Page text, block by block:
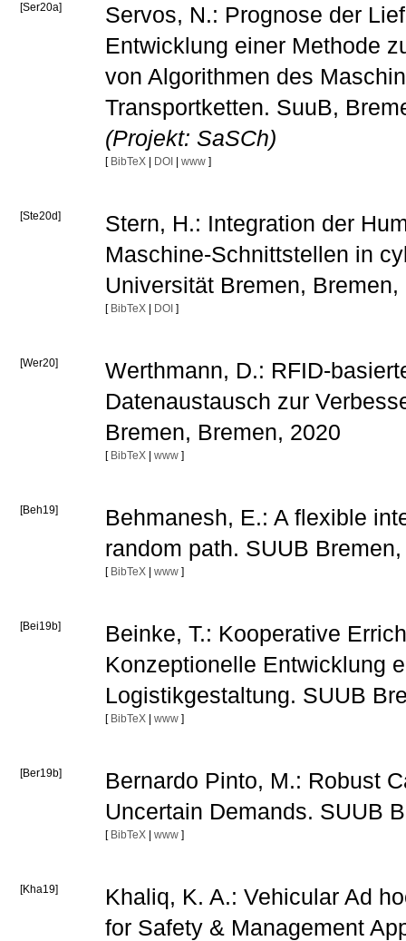
[Ser20a]
Servos, N.: Prognose der
Entwicklung einer Methode
von Algorithmen des
Transportketten. SuuB,
(Projekt: SaSCh)
[ BibTeX| DOI www ]
[Ste20d]
Stern, H.: Integration der
Maschine-Schnittstellen in
Universität Bremen,
[ BibTeX| DOI ]
[Wer20]
Werthmann, D.: RFID-
Datenaustausch zur
Bremen, Bremen, 2020
[ BibTeX| www ]
[Beh19]
Behmanesh, E.: A flexible
random path. SUUB
[ BibTeX| www ]
[Bei19b]
Beinke, T.: Kooperative
Konzeptionelle Entwicklung
Logistikgestaltung. SUUB
[ BibTeX| www ]
[Ber19b]
Bernardo Pinto, M.: Robust
Uncertain Demands. SUUB
[ BibTeX| www ]
[Kha19]
Khaliq, K. A.: Vehicular Ad
for Safety & Management